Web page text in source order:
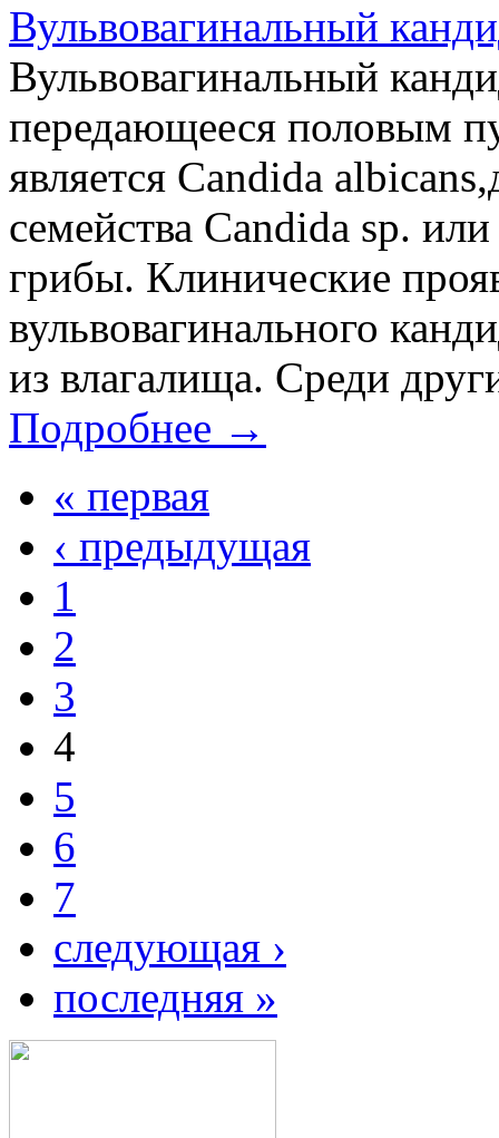
Вульвовагинальный
Вульвовагинальный
передающееся половым
является Candida
семейства Candida sp.
грибы. Клинические
вульвовагинального
из влагалища. Среди
Подробнее →
« первая
‹ предыдущая
1
2
3
4
5
6
7
следующая ›
последняя »